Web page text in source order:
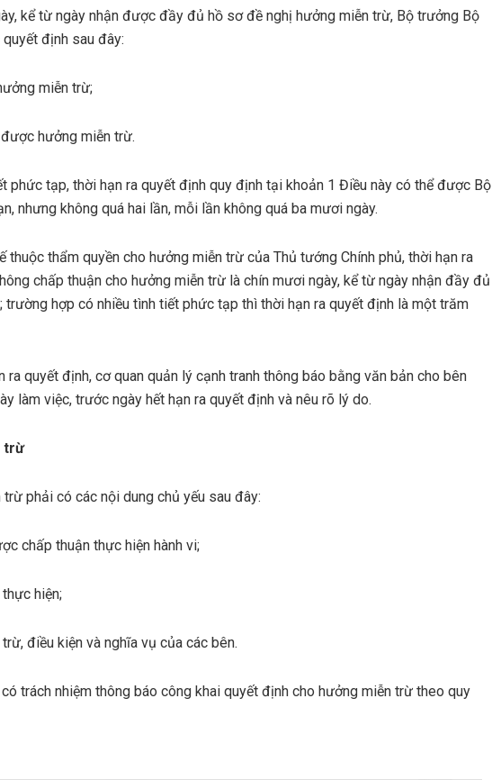
kể từ ngày nhận được đầy đủ hồ sơ đề nghị hưởng miễn trừ, Bộ trưởng Bộ
định sau đây:
miễn trừ;
hưởng miễn trừ.
phức tạp, thời hạn ra quyết định quy định tại khoản 1 Điều này có thể được Bộ
nhưng không quá hai lần, mỗi lần không quá ba mươi ngày.
thuộc thẩm quyền cho hưởng miễn trừ của Thủ tướng Chính phủ, thời hạn ra
chấp thuận cho hưởng miễn trừ là chín mươi ngày, kể từ ngày nhận đầy đủ
hợp có nhiều tình tiết phức tạp thì thời hạn ra quyết định là một trăm
ra quyết định, cơ quan quản lý cạnh tranh thông báo bằng văn bản cho bên
làm việc, trước ngày hết hạn ra quyết định và nêu rõ lý do.
trừ
phải có các nội dung chủ yếu sau đây:
chấp thuận thực hiện hành vi;
hiện;
điều kiện và nghĩa vụ của các bên.
trách nhiệm thông báo công khai quyết định cho hưởng miễn trừ theo quy